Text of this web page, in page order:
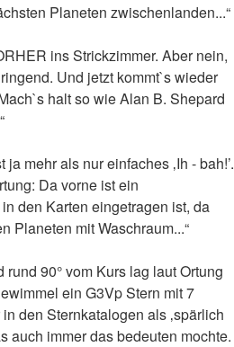
Planeten zwischenlanden...“
ins Strickzimmer. Aber nein,
Und jetzt kommt`s wieder
halt so wie Alan B. Shepard
mehr als nur einfaches ‚Ih - bah!’.
Da vorne ist ein
den Karten eingetragen ist, da
Planeten mit Waschraum...“
90° vom Kurs lag laut Ortung
ein G3Vp Stern mit 7
den Sternkatalogen als ‚spärlich
auch immer das bedeuten mochte.